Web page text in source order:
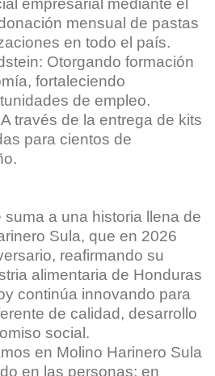
mensual de pastas
en todo el país.
Otorgando formación
fortaleciendo
de empleo.
través de la entrega de kits
para cientos de
a una historia llena de
Sula, que en 2026
reafirmando su
alimentaria de Honduras
continúa innovando para
de calidad, desarrollo
social.
en Molino Harinero Sula
en las personas: en